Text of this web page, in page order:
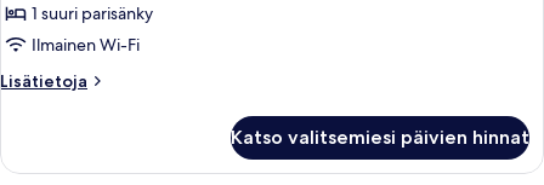
1 suuri parisänky
Ilmainen Wi-Fi
Lisätietoja
Lisätietoja
Katso valitsemiesi päivien hinnat